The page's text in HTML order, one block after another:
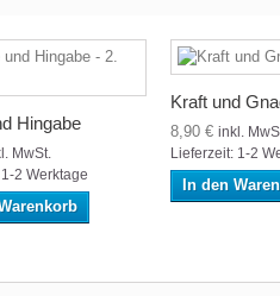
Hingabe
MwSt.
2 Werktage
Kraft und
8,90 € inkl.
Lieferzeit: 1-2
In den